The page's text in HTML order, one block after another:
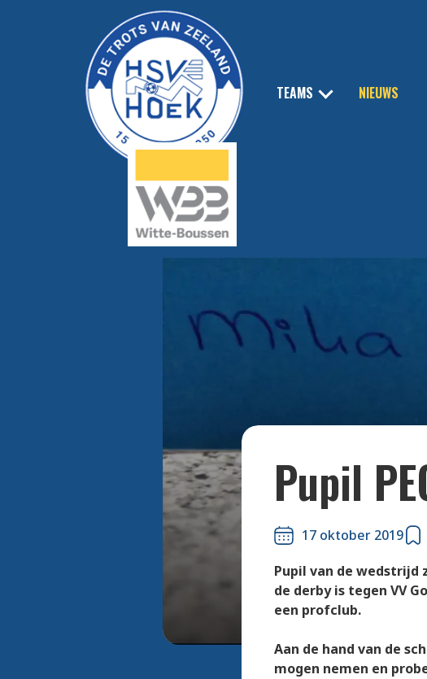
TEAMS NIEUWS
Pupil
17 oktober 2019
Pupil van de wedstrijd
de derby is tegen VV
een profclub.
Aan de hand van de
mogen nemen en